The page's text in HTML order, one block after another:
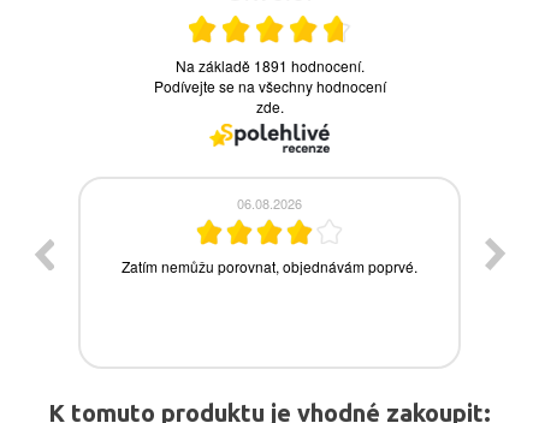
K tomuto produktu je vhodné zakoupit: